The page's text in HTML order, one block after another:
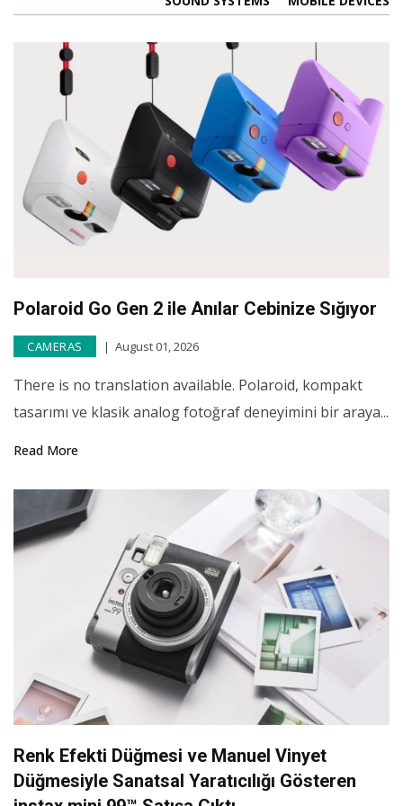
Polaroid Go Gen 2 ile Anılar Cebinize Sığıyor
CAMERAS August 01, 2026
There is no translation available. Polaroid, kompakt
tasarımı ve klasik analog fotoğraf deneyimini bir araya...
Read More
Renk Efekti Düğmesi ve Manuel Vinyet
Düğmesiyle Sanatsal Yaratıcılığı Gösteren